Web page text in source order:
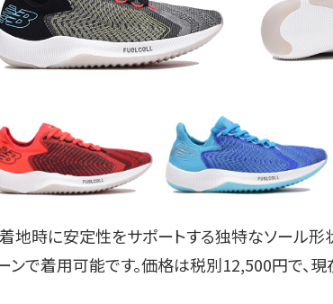
地時に安定性をサポートする独特なソール形
ンで着用可能です。価格は税別12,500円で、現